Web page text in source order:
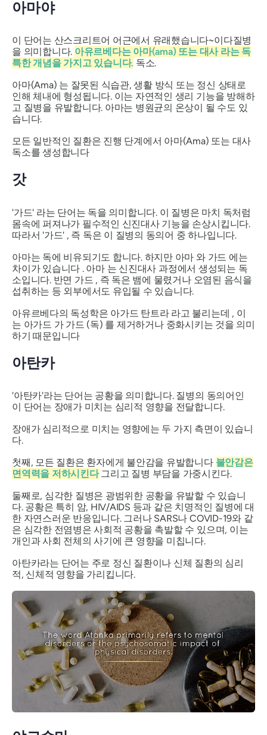
아마야
이 단어는 산스크리트어 어근에서 유래했습니다~이다질병
을 의미합니다. 아유르베다는 아마(ama) 또는 대사 라는 독
특한 개념을 가지고 있습니다. 독소.
아마(Ama) 는 잘못된 식습관, 생활 방식 또는 정신 상태로
인해 체내에 형성됩니다. 이는 자연적인 생리 기능을 방해하
고 질병을 유발합니다. 아마는 병원균의 온상이 될 수도 있
습니다.
모든 일반적인 질환은 진행 단계에서 아마(Ama) 또는 대사
독소를 생성합니다
갓
'가드' 라는 단어는 독을 의미합니다. 이 질병은 마치 독처럼
몸속에 퍼져나가 필수적인 신진대사 기능을 손상시킵니다.
따라서 '가드' , 즉 독은 이 질병의 동의어 중 하나입니다.
아마는 독에 비유되기도 합니다. 하지만 아마 와 가드 에는
차이가 있습니다 . 아마는 신진대사 과정에서 생성되는 독
소입니다. 반면 가드 , 즉 독은 뱀에 물렸거나 오염된 음식을
섭취하는 등 외부에서도 유입될 수 있습니다.
아유르베다의 독성학은 아가드 탄트라 라고 불리는데 , 이
는 아가드 가 가드 (독) 를 제거하거나 중화시키는 것을 의미
하기 때문입니다
아탄카
'아탄카'라는 단어는 공황을 의미합니다. 질병의 동의어인
이 단어는 장애가 미치는 심리적 영향을 전달합니다.
장애가 심리적으로 미치는 영향에는 두 가지 측면이 있습니
다.
첫째, 모든 질환은 환자에게 불안감을 유발합니다 불안감은
면역력을 저하시킨다그리고 질병 부담을 가중시킨다.
둘째로, 심각한 질병은 광범위한 공황을 유발할 수 있습니
다. 공황은 특히 암, HIV/AIDS 등과 같은 치명적인 질병에 대
한 자연스러운 반응입니다. 그러나 SARS나 COVID-19와 같
은 심각한 전염병은 사회적 공황을 촉발할 수 있으며, 이는
개인과 사회 전체의 사기에 큰 영향을 미칩니다.
아탄카라는 단어는 주로 정신 질환이나 신체 질환의 심리
적, 신체적 영향을 가리킵니다.